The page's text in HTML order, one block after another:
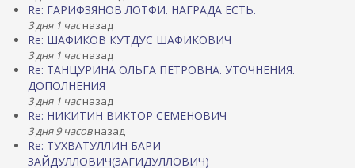
Re: ГАРИФЗЯНОВ ЛОТФИ. НАГРАДА ЕСТЬ.
3 дня 1 часназад
Re: ШАФИКОВ КУТДУС ШАФИКОВИЧ
3 дня 1 часназад
Re: ТАНЦУРИНА ОЛЬГА ПЕТРОВНА. УТОЧНЕНИЯ.
ДОПОЛНЕНИЯ
3 дня 1 часназад
Re: НИКИТИН ВИКТОР СЕМЕНОВИЧ
3 дня 9 часовназад
Re: ТУХВАТУЛЛИН БАРИ
ЗАЙДУЛЛОВИЧ(ЗАГИДУЛЛОВИЧ)